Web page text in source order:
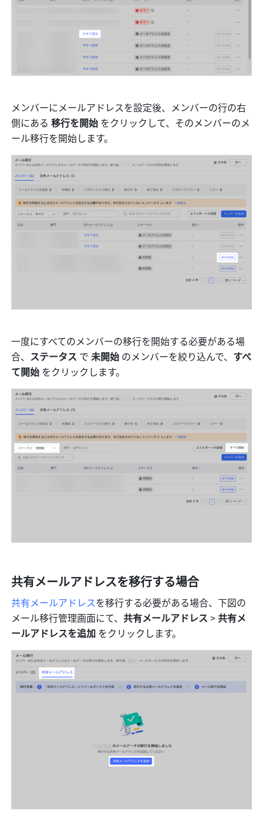
メンバーにメールアドレスを設定後、メンバーの行の右
側にある 移行を開始 をクリックして、そのメンバーのメ
ール移行を開始します。
一度にすべてのメンバーの移行を開始する必要がある場
合、 ステータス で 未開始 のメンバーを絞り込んで、 すべ
て開始 をクリックします。
共有メールアドレスを移行する場合
共有メールアドレスを移行する必要がある場合、下図の
メール移行管理画面にて、共有メールアドレス > 共有メ
ールアドレスを追加 をクリックします。